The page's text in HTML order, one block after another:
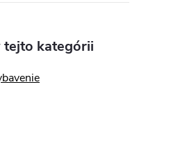
tejto kategórii